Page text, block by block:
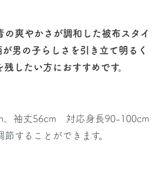
の爽やかさが調和した被布スタイ
男の子らしさを引き立て明るく
したい方におすすめです。
、袖丈56cm 対応身長90-100cm
することができます。